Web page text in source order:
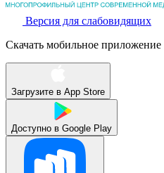
Версия для слабовидящих
Скачать мобильное приложение
Загрузите в App Store
Доступно в Google Play